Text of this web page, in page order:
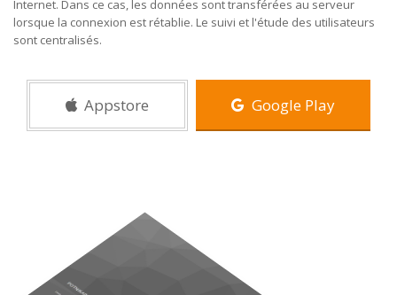
Internet. Dans ce cas, les données sont transférées au serveur
lorsque la connexion est rétablie. Le suivi et l'étude des utilisateurs
sont centralisés.
Appstore Google Play